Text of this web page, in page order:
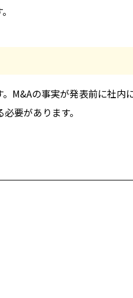
M&Aの事実が発表前に社内
要があります。